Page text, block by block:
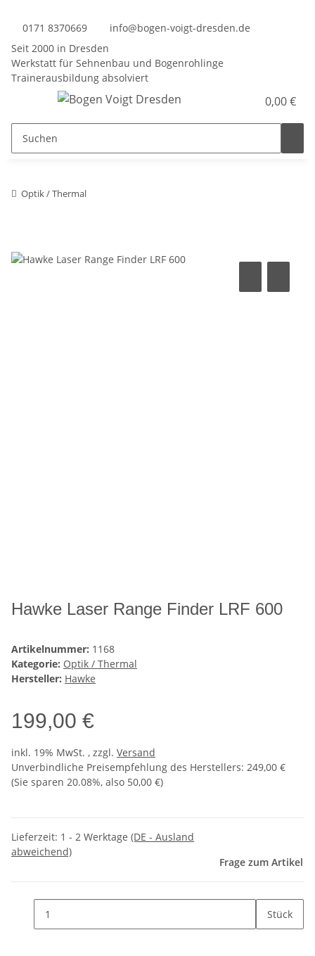
0171 8370669
info@bogen-voigt-dresden.de
Seit 2000 in Dresden
Werkstatt für Sehnenbau und Bogenrohlinge
Trainerausbildung absolviert
0,00 €
Optik / Thermal
Hawke Laser Range Finder LRF 600
Artikelnummer: 1168
Kategorie: Optik / Thermal
Hersteller: Hawke
199,00 €
inkl. 19% MwSt. , zzgl. Versand
Unverbindliche Preisempfehlung des Herstellers: 249,00 €
(Sie sparen 20.08%, also 50,00 €)
Lieferzeit: 1 - 2 Werktage (DE - Ausland
abweichend)
Frage zum Artikel
Stück